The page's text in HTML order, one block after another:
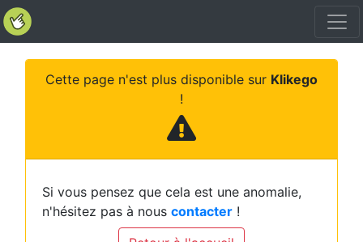
Cette page n'est plus disponible sur Klikego
!
Si vous pensez que cela est une anomalie,
n'hésitez pas à nous contacter !